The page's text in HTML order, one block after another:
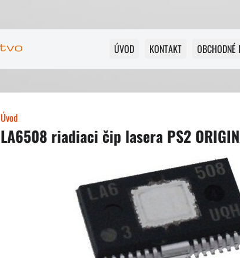
ÚVOD KONTAKT OBCHODNÉ
Úvod
LA6508 riadiaci čip lasera PS2